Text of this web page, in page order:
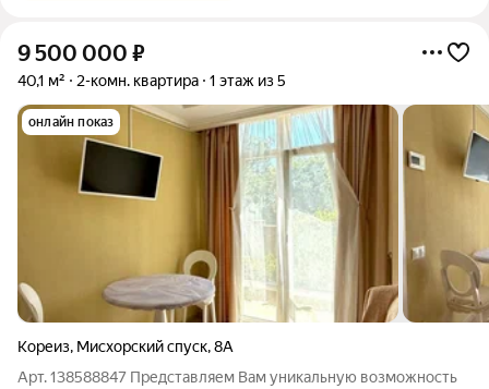
9 500 000 ₽
40,1 м² 2-комн. квартира 1 этаж из 5
онлайн показ
Кореиз, Мисхорский спуск,8А
Арт. 138588847 Представляем Вам уникальную возможность